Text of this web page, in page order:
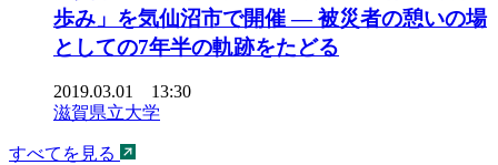
歩み」を気仙沼市で開催 — 被災者の憩いの場
としての7年半の軌跡をたどる
2019.03.01 13:30
滋賀県立大学
すべてを見る